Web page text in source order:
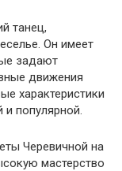
танец,
Он имеет
задают
движения
характеристики
популярной.
Черевичной на
мастерство